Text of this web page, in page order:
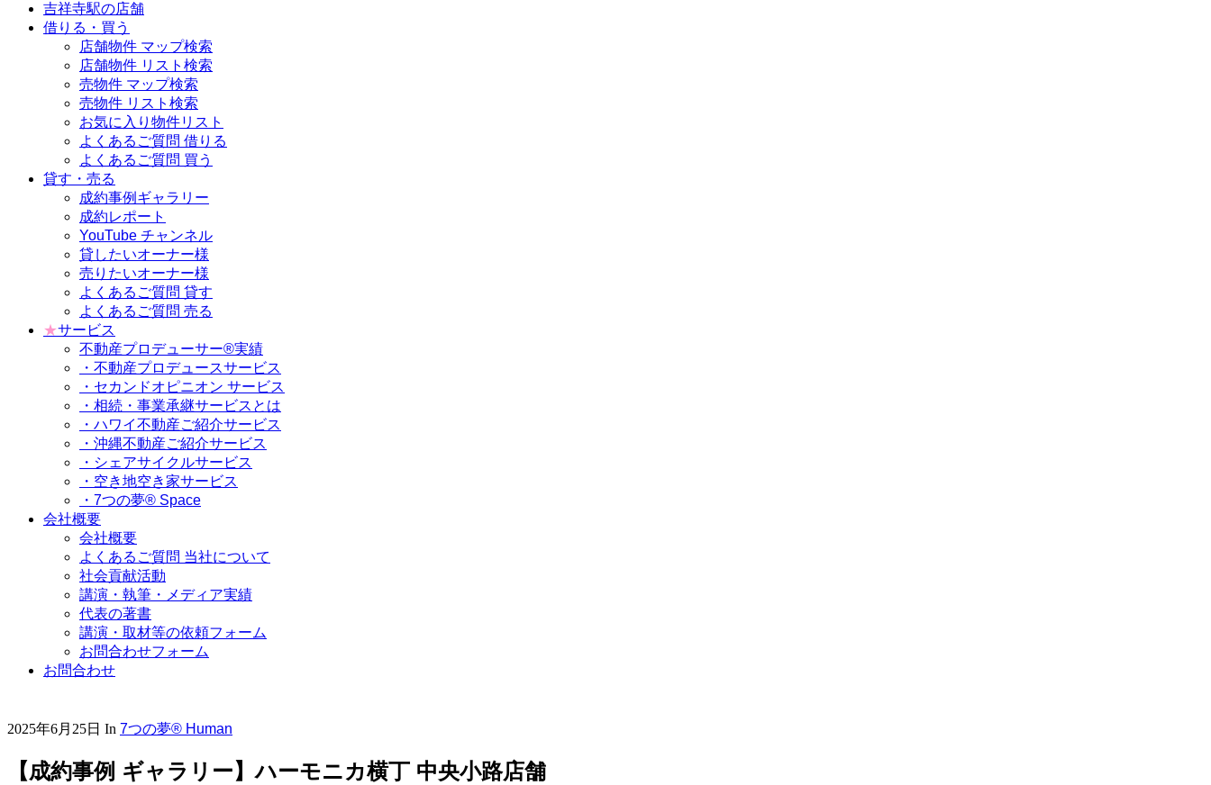
吉祥寺駅の店舗
借りる・買う
店舗物件 マップ検索
店舗物件 リスト検索
売物件 マップ検索
売物件 リスト検索
お気に入り物件リスト
よくあるご質問 借りる
よくあるご質問 買う
貸す・売る
成約事例ギャラリー
成約レポート
YouTube チャンネル
貸したいオーナー様
売りたいオーナー様
よくあるご質問 貸す
よくあるご質問 売る
★サービス
不動産プロデューサー®実績
・不動産プロデュースサービス
・セカンドオピニオン サービス
・相続・事業承継サービスとは
・ハワイ不動産ご紹介サービス
・沖縄不動産ご紹介サービス
・シェアサイクルサービス
・空き地空き家サービス
・7つの夢® Space
会社概要
会社概要
よくあるご質問 当社について
社会貢献活動
講演・執筆・メディア実績
代表の著書
講演・取材等の依頼フォーム
お問合わせフォーム
お問合わせ
2025年6月25日 In 7つの夢® Human
【成約事例 ギャラリー】ハーモニカ横丁 中央小路店舗